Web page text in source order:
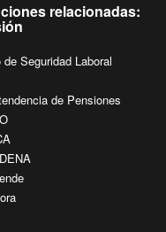
relacionadas:
Seguridad Laboral
de Pensiones